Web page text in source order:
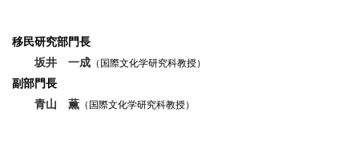
移民研究部門長
坂井 一成 （国際文化学研究科教授）
副部門長
青山 薫 （国際文化学研究科教授）